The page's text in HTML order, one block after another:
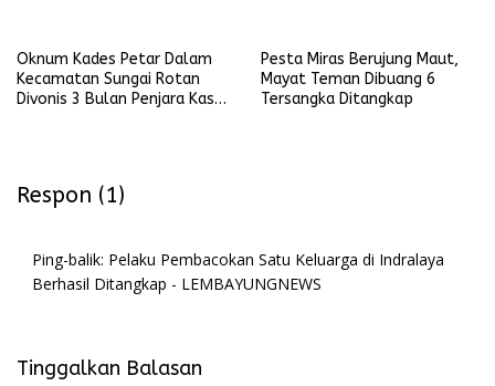
Oknum Kades Petar Dalam
Kecamatan Sungai Rotan
Divonis 3 Bulan Penjara Kasus
Pesta Miras Berujung Maut,
Mayat Teman Dibuang 6
Tersangka Ditangkap
Respon (1)
Ping-balik: Pelaku Pembacokan Satu Keluarga di Indralaya
Berhasil Ditangkap - LEMBAYUNGNEWS
Tinggalkan Balasan